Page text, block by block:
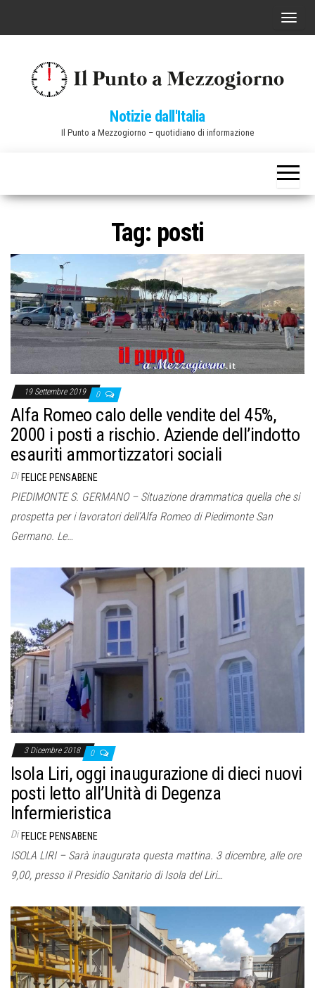
C
a
v
a
z
i
o
n
e
Notizie dall'Italia
Il Punto a Mezzogiorno – quotidiano di informazione
Tag: posti
19 Settembre 2019 0
Alfa Romeo calo delle vendite del 45%,
2000 i posti a rischio. Aziende dell’indotto
esauriti ammortizzatori sociali
Di FELICE PENSABENE
PIEDIMONTE S. GERMANO – Situazione drammatica quella che si
prospetta per i lavoratori dell’Alfa Romeo di Piedimonte San
Germano. Le…
3 Dicembre 2018 0
Isola Liri, oggi inaugurazione di dieci nuovi
posti letto all’Unità di Degenza
Infermieristica
Di FELICE PENSABENE
ISOLA LIRI – Sarà inaugurata questa mattina. 3 dicembre, alle ore
9,00, presso il Presidio Sanitario di Isola del Liri…